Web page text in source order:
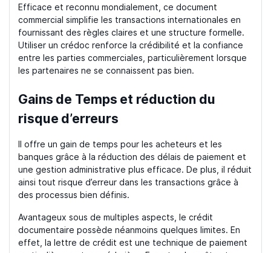
Efficace et reconnu mondialement, ce document
commercial simplifie les transactions internationales en
fournissant des règles claires et une structure formelle.
Utiliser un crédoc renforce la crédibilité et la confiance
entre les parties commerciales, particulièrement lorsque
les partenaires ne se connaissent pas bien.
Gains de Temps et réduction du
risque d’erreurs
Il offre un gain de temps pour les acheteurs et les
banques grâce à la réduction des délais de paiement et
une gestion administrative plus efficace. De plus, il réduit
ainsi tout risque d’erreur dans les transactions grâce à
des processus bien définis.
Avantageux sous de multiples aspects, le crédit
documentaire possède néanmoins quelques limites. En
effet, la lettre de crédit est une technique de paiement